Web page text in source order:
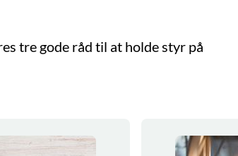
tre gode råd til at holde styr på